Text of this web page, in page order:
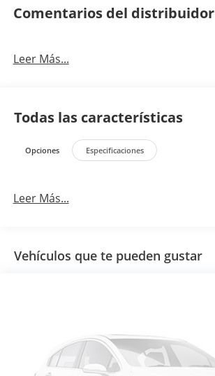
Comentarios del distribuidor
Leer Más...
Todas las características
Opciones Especificaciones
Leer Más...
Vehículos que te pueden gustar